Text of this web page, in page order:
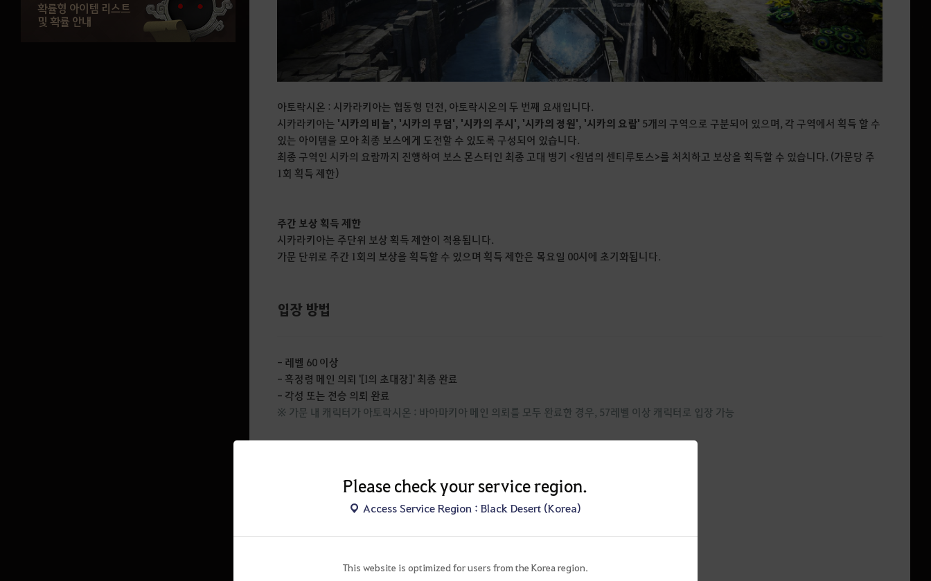
Please check your service region.
Access Service Region : Black Desert (Korea)
This website is optimized for users from the Korea region.
확률형 아이템 리스트
및 확률 안내
아토락시온 : 시카라키아는 협동형 던전, 아토락시온의 두 번째 요새입니다.
시카라키아는 '시카의 비늘', '시카의 무덤', '시카의 주시', '시카의 정원', '시카의 요람' 5개의 구역으로 구분되어 있으며, 각 구역에서 획득 할 수
있는 아이템을 모아 최종 보스에게 도전할 수 있도록 구성되어 있습니다.
최종 구역인 시카의 요람까지 진행하여 보스 몬스터인 최종 고대 병기 <원념의 센티루토스>를 처치하고 보상을 획득할 수 있습니다. (가문당 주
1회 획득 제한)
주간 보상 획득 제한
시카라키아는 주단위 보상 획득 제한이 적용됩니다.
가문 단위로 주간 1회의 보상을 획득할 수 있으며 획득 제한은 목요일 00시에 초기화됩니다.
입장 방법
- 레벨 60 이상
- 흑정령 메인 의뢰 '[I의 초대장]' 최종 완료
- 각성 또는 전승 의뢰 완료
※ 가문 내 캐릭터가 아토락시온 : 바아마키아 메인 의뢰를 모두 완료한 경우, 57레벨 이상 캐릭터로 입장 가능
시카라키아는 [고대인의 석실 - 솔 마기아] 상호작용을 통해 입장할 수 있습니다.